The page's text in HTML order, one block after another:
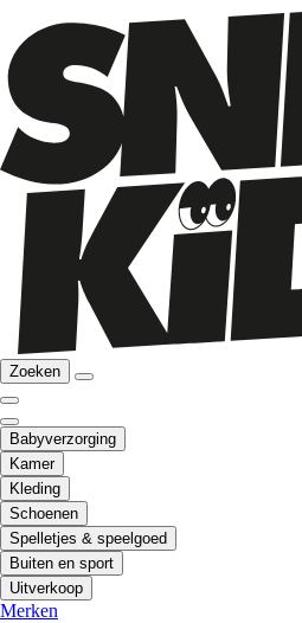
Zoeken
Babyverzorging
Kamer
Kleding
Schoenen
Spelletjes & speelgoed
Buiten en sport
Uitverkoop
Merken